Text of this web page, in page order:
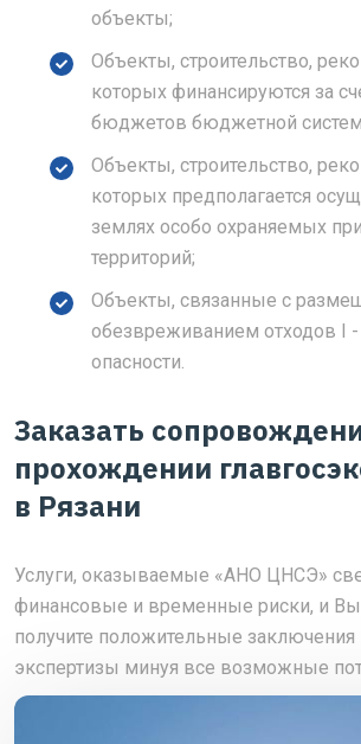
объекты;
Объекты, строительство,
которых финансируются за
бюджетов бюджетной
Объекты, строительство,
которых предполагается
землях особо охраняемых
территорий;
Объекты, связанные с
обезвреживанием отходов I -
опасности.
Заказать
прохождении
в Рязани
Услуги, оказываемые «АНО ЦНСЭ»
финансовые и временные риски, и Вы
получите положительные заключения
экспертизы минуя все возможные